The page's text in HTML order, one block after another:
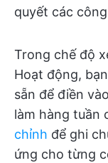
quyết các
Trong chế độ
Hoạt động,
sẵn để điền
làm hàng tuần
chỉnh để ghi
ứng cho từng